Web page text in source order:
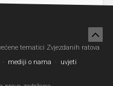
tematici Zvjezdanih ratova
· mediji o nama ·
uvjeti